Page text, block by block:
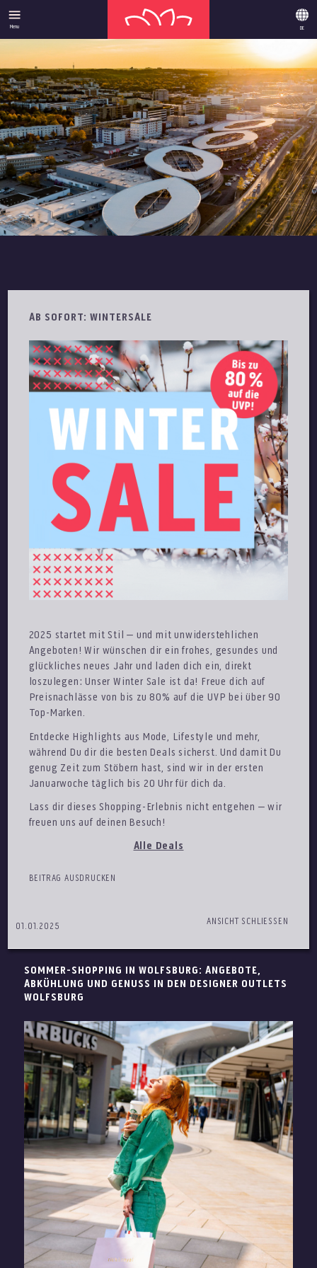
Menu DE
01.01.2025
AB SOFORT: WINTERSALE
2025 startet mit Stil – und mit unwiderstehlichen
Angeboten! Wir wünschen dir ein frohes, gesundes und
glückliches neues Jahr und laden dich ein, direkt
loszulegen: Unser Winter Sale ist da! Freue dich auf
Preisnachlässe von bis zu 80% auf die UVP bei über 90
Top-Marken.
Entdecke Highlights aus Mode, Lifestyle und mehr,
während Du dir die besten Deals sicherst. Und damit Du
genug Zeit zum Stöbern hast, sind wir in der ersten
Januarwoche täglich bis 20 Uhr für dich da.
Lass dir dieses Shopping-Erlebnis nicht entgehen – wir
freuen uns auf deinen Besuch!
Alle Deals
BEITRAG AUSDRUCKEN
ANSICHT SCHLIESSEN
SOMMER-SHOPPING IN WOLFSBURG: ANGEBOTE,
ABKÜHLUNG UND GENUSS IN DEN DESIGNER OUTLETS
WOLFSBURG